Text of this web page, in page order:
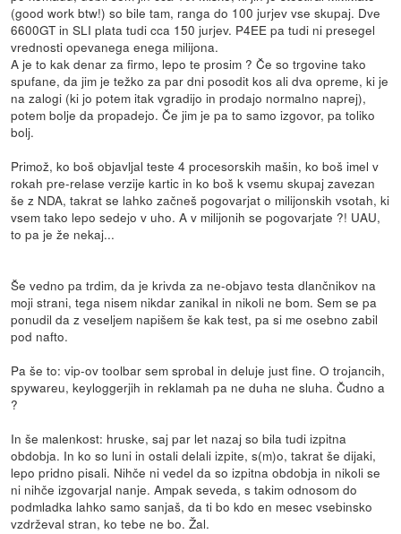
(good work btw!) so bile tam, ranga do 100 jurjev vse skupaj. Dve
6600GT in SLI plata tudi cca 150 jurjev. P4EE pa tudi ni presegel
vrednosti opevanega enega milijona.
A je to kak denar za firmo, lepo te prosim ? Če so trgovine tako
spufane, da jim je težko za par dni posodit kos ali dva opreme, ki je
na zalogi (ki jo potem itak vgradijo in prodajo normalno naprej),
potem bolje da propadejo. Če jim je pa to samo izgovor, pa toliko
bolj.
Primož, ko boš objavljal teste 4 procesorskih mašin, ko boš imel v
rokah pre-relase verzije kartic in ko boš k vsemu skupaj zavezan
še z NDA, takrat se lahko začneš pogovarjat o milijonskih vsotah, ki
vsem tako lepo sedejo v uho. A v milijonih se pogovarjate ?! UAU,
to pa je že nekaj...
Še vedno pa trdim, da je krivda za ne-objavo testa dlančnikov na
moji strani, tega nisem nikdar zanikal in nikoli ne bom. Sem se pa
ponudil da z veseljem napišem še kak test, pa si me osebno zabil
pod nafto.
Pa še to: vip-ov toolbar sem sprobal in deluje just fine. O trojancih,
spywareu, keyloggerjih in reklamah pa ne duha ne sluha. Čudno a
?
In še malenkost: hruske, saj par let nazaj so bila tudi izpitna
obdobja. In ko so luni in ostali delali izpite, s(m)o, takrat še dijaki,
lepo pridno pisali. Nihče ni vedel da so izpitna obdobja in nikoli se
ni nihče izgovarjal nanje. Ampak seveda, s takim odnosom do
podmladka lahko samo sanjaš, da ti bo kdo en mesec vsebinsko
vzdrževal stran, ko tebe ne bo. Žal.